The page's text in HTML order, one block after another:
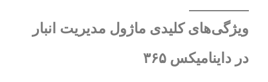
ویژگی‌های کلیدی ماژول مدیریت انبار
در داینامیکس ۳۶۵